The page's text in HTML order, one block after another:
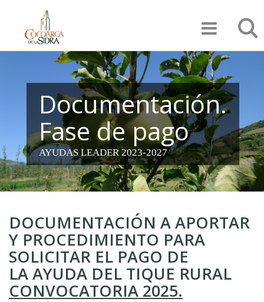
contenido
principal
Documentación.
Fase de pago
AYUDAS LEADER 2023-2027
DOCUMENTACIÓN A APORTAR
Y PROCEDIMIENTO PARA
SOLICITAR EL PAGO DE
LA AYUDA DEL TIQUE RURAL
CONVOCATORIA 2025.